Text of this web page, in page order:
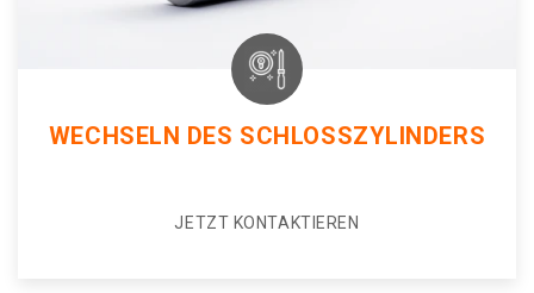
WECHSELN DES SCHLOSSZYLINDERS
JETZT KONTAKTIEREN